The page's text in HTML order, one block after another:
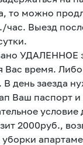
то можно
час. Выезд
УДАЛЕННОЕ
Вас время. Либо
день заезда
Ваш паспорт и
условие
2000руб.,